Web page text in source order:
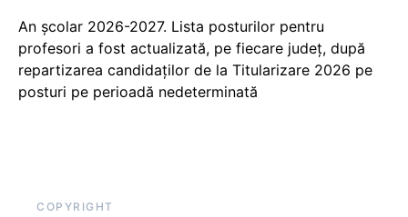
An școlar 2026-2027. Lista posturilor pentru
profesori a fost actualizată, pe fiecare județ, după
repartizarea candidaților de la Titularizare 2026 pe
posturi pe perioadă nedeterminată
COPYRIGHT